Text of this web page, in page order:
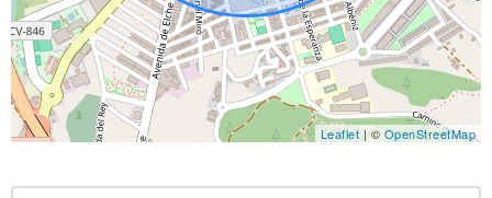
Leaflet | © OpenStreetMap